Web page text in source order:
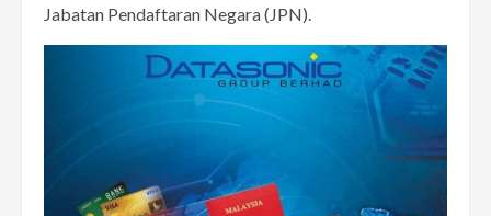
Jabatan Pendaftaran Negara (JPN).